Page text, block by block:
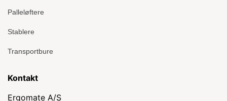
Palleløftere
Stablere
Transportbure
Kontakt
Ergomate A/S